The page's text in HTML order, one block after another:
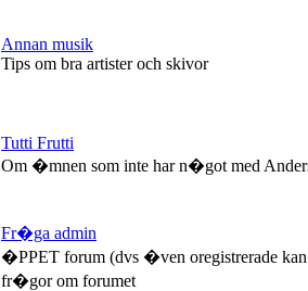
Annan musik
Tips om bra artister och skivor
Tutti Frutti
Om �mnen som inte har n�got med
Fr�ga admin
�PPET forum (dvs �ven oregistrerade
fr�gor om forumet